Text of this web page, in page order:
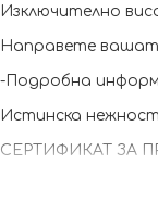
Изключително
Направете
-Подробна
Истинска
СЕРТИФИКАТ ЗА